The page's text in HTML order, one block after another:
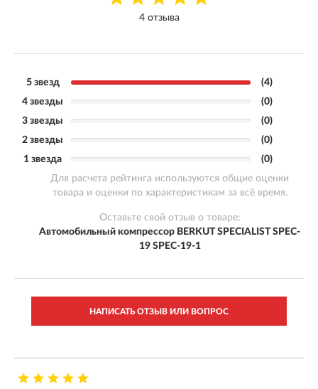
4 отзыва
5 звезд
(4)
4 звезды
(0)
3 звезды
(0)
2 звезды
(0)
1 звезда
(0)
Для расчета рейтинга используются общие оценки
товара и оценки по характеристикам за всё время.
Оставьте свой отзыв о товаре:
Автомобильный компрессор BERKUT SPECIALIST SPEC-
19 SPEC-19-1
НАПИСАТЬ ОТЗЫВ ИЛИ ВОПРОС